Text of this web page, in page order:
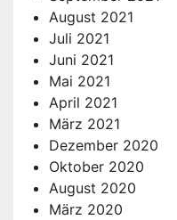
August 2021
Juli 2021
Juni 2021
Mai 2021
April 2021
März 2021
Dezember 2020
Oktober 2020
August 2020
März 2020